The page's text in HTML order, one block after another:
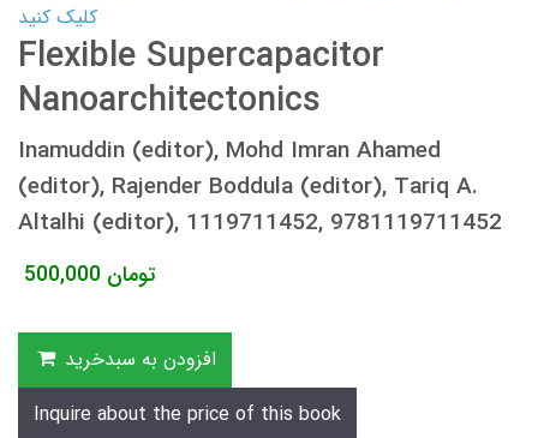
کلیک کنید
Flexible Supercapacitor
Nanoarchitectonics
Inamuddin (editor), Mohd Imran Ahamed
(editor), Rajender Boddula (editor), Tariq A.
Altalhi (editor), 1119711452, 9781119711452
500,000 تومان
افزودن به سبدخرید
Inquire about the price of this book